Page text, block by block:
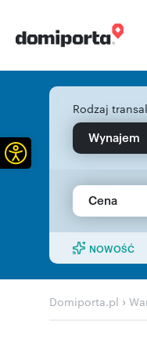
Rodzaj
Wynajem
Cena
NOWOŚĆ
Domiporta.pl ›
Otwórz pasek narzędzi